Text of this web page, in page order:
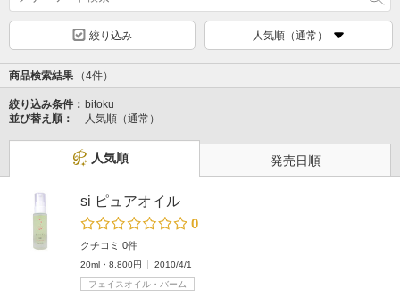
絞り込み 人気順（通常）
商品検索結果 （4件）
絞り込み条件： bitoku
並び替え順：
人気順（通常）
人気順 発売日順
si ピュアオイル
0
クチコミ 0件
20ml・8,800円
2010/4/1
フェイスオイル・バーム